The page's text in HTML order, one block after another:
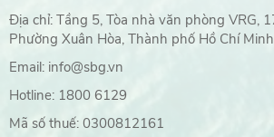
Địa chỉ: Tầng 5, Tòa nhà văn phòng VRG,
Phường Xuân Hòa, Thành phố Hồ Chí
Email: info@sbg.vn
Hotline: 1800 6129
Mã số thuế: 0300812161